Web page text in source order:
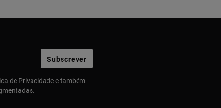
Subscrever
de Privacidadee também